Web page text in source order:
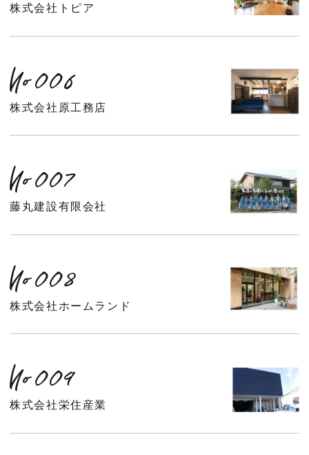
株式会社トピア
No006
株式会社原工務店
No007
藤丸建設有限会社
No008
株式会社ホームランド
No009
株式会社栄住産業